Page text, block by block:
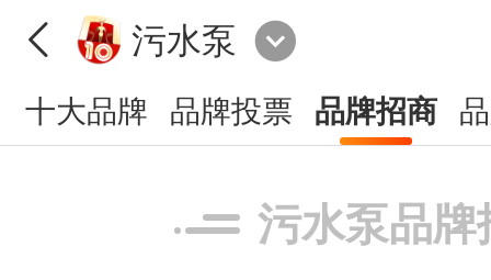
污水泵
十大品牌 品牌投票 品牌招商
污水泵品牌
盼盼散热器